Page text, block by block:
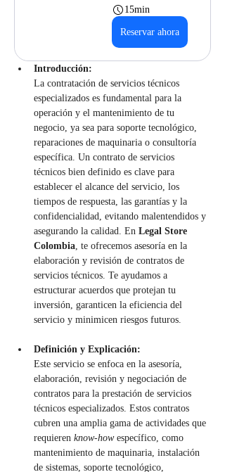
15min
Reservar ahora
Introducción:
La contratación de servicios técnicos
especializados es fundamental para la
operación y el mantenimiento de tu
negocio, ya sea para soporte tecnológico,
reparaciones de maquinaria o consultoría
específica. Un contrato de servicios
técnicos bien definido es clave para
establecer el alcance del servicio, los
tiempos de respuesta, las garantías y la
confidencialidad, evitando malentendidos y
asegurando la calidad. En Legal Store
Colombia, te ofrecemos asesoría en la
elaboración y revisión de contratos de
servicios técnicos. Te ayudamos a
estructurar acuerdos que protejan tu
inversión, garanticen la eficiencia del
servicio y minimicen riesgos futuros.
Definición y Explicación:
Este servicio se enfoca en la asesoría,
elaboración, revisión y negociación de
contratos para la prestación de servicios
técnicos especializados. Estos contratos
cubren una amplia gama de actividades que
requieren know-how específico, como
mantenimiento de maquinaria, instalación
de sistemas, soporte tecnológico,